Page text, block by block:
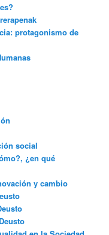
protagonismo de
social
¿en qué
y cambio